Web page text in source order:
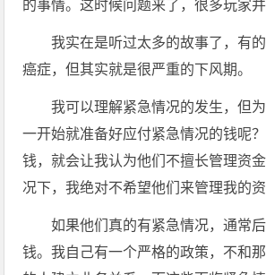
的事情。这时候问题来了，很多玩家并
我实在是听过太多的故事了，有
癌症，但其实就是很严重的下风期。
我可以理解紧急情况的发生，但
一开始就准备好应付紧急情况的钱呢
钱，就会让我认为他们不擅长管理资
况下，我绝对不希望他们来管理我的资
如果他们真的有紧急情况，通常
钱。我自己有一个严格的政策，不和